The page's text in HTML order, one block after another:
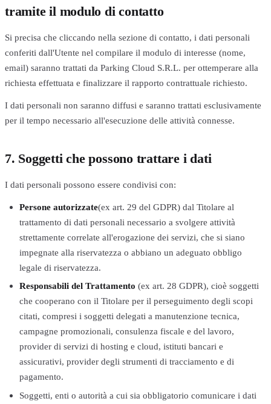
tramite il modulo di contatto
Si precisa che cliccando nella sezione di contatto, i dati personali
conferiti dall'Utente nel compilare il modulo di interesse (nome,
email) saranno trattati da Parking Cloud S.R.L. per ottemperare alla
richiesta effettuata e finalizzare il rapporto contrattuale richiesto.
I dati personali non saranno diffusi e saranno trattati esclusivamente
per il tempo necessario all'esecuzione delle attività connesse.
7. Soggetti che possono trattare i dati
I dati personali possono essere condivisi con:
Persone autorizzate(ex art. 29 del GDPR) dal Titolare al
trattamento di dati personali necessario a svolgere attività
strettamente correlate all'erogazione dei servizi, che si siano
impegnate alla riservatezza o abbiano un adeguato obbligo
legale di riservatezza.
Responsabili del Trattamento (ex art. 28 GDPR), cioè soggetti
che cooperano con il Titolare per il perseguimento degli scopi
citati, compresi i soggetti delegati a manutenzione tecnica,
campagne promozionali, consulenza fiscale e del lavoro,
provider di servizi di hosting e cloud, istituti bancari e
assicurativi, provider degli strumenti di tracciamento e di
pagamento.
Soggetti, enti o autorità a cui sia obbligatorio comunicare i dati